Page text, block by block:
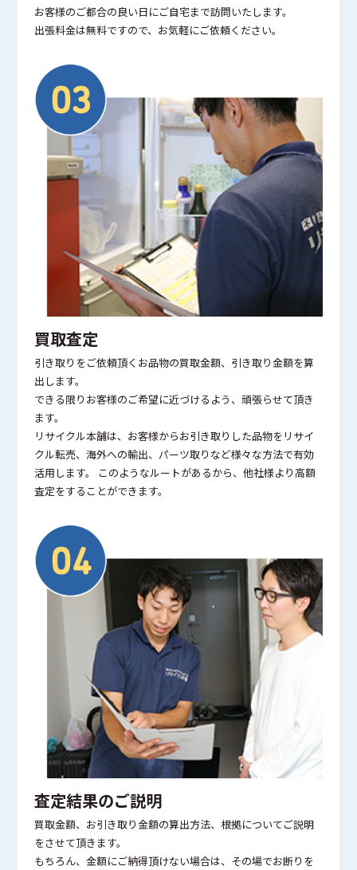
お客様のご都合の良い日にご自宅まで訪問いたします。
出張料金は無料ですので、お気軽にご依頼ください。
買取査定
引き取りをご依頼頂くお品物の買取金額、引き取り金額を算
出します。
できる限りお客様のご希望に近づけるよう、頑張らせて頂き
ます。
リサイクル本舗は、お客様からお引き取りした品物をリサイ
クル転売、海外への輸出、パーツ取りなど様々な方法で有効
活用します。 このようなルートがあるから、他社様より高額
査定をすることができます。
査定結果のご説明
買取金額、お引き取り金額の算出方法、根拠についてご説明
をさせて頂きます。
もちろん、金額にご納得頂けない場合は、その場でお断りを